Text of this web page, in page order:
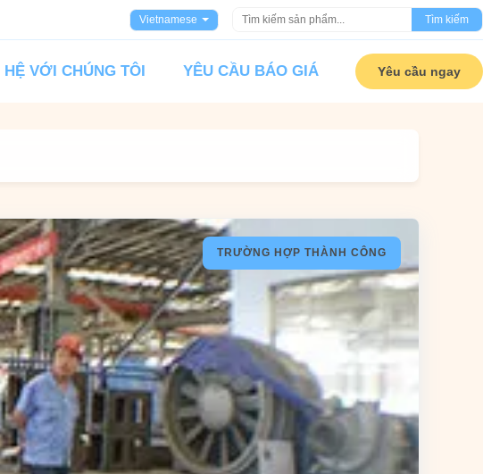
Vietnamese Tìm kiếm
HỆ VỚI CHÚNG TÔI YÊU CẦU BÁO GIÁ Yêu cầu ngay
TRƯỜNG HỢP THÀNH CÔNG